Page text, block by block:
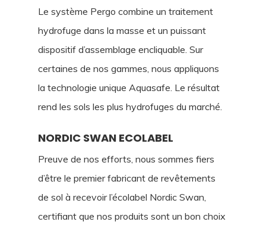
Le système Pergo combine un traitement
hydrofuge dans la masse et un puissant
dispositif d’assemblage encliquable. Sur
certaines de nos gammes, nous appliquons
la technologie unique Aquasafe. Le résultat
rend les sols les plus hydrofuges du marché.
NORDIC SWAN ECOLABEL
Preuve de nos efforts, nous sommes fiers
d’être le premier fabricant de revêtements
de sol à recevoir l’écolabel Nordic Swan,
certifiant que nos produits sont un bon choix